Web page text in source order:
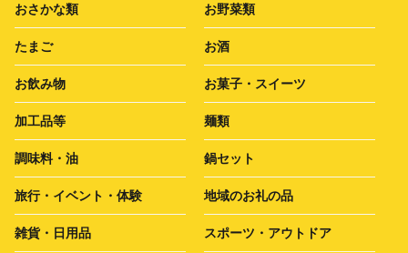
おさかな類 お野菜類
たまご お酒
お飲み物 お菓子・スイーツ
加工品等 麺類
調味料・油 鍋セット
旅行・イベント・体験 地域のお礼の品
雑貨・日用品 スポーツ・アウトドア